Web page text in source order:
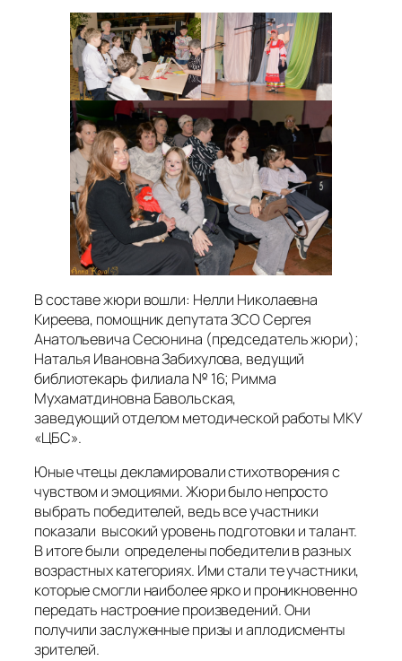
В составе жюри вошли: Нелли Николаевна
Киреева, помощник депутата ЗСО Сергея
Анатольевича Сесюнина (председатель жюри);
Наталья Ивановна Забихулова, ведущий
библиотекарь филиала № 16; Римма
Мухаматдиновна Бавольская,
заведующий отделом методической работы МКУ
«ЦБС».
Юные чтецы декламировали стихотворения с
чувством и эмоциями. Жюри было непросто
выбрать победителей, ведь все участники
показали высокий уровень подготовки и талант.
В итоге были определены победители в разных
возрастных категориях. Ими стали те участники,
которые смогли наиболее ярко и проникновенно
передать настроение произведений. Они
получили заслуженные призы и аплодисменты
зрителей.